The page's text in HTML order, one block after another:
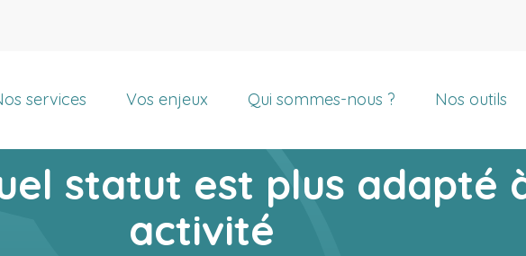
services Vos enjeux Qui sommes-nous ? Nos outils
statut est plus adapté
activité